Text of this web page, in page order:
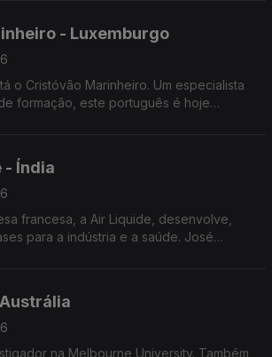
- Luxemburgo
o Cristóvão Marinheiro. Um especialista
formação, este português é hoje
- Índia
francesa, a Air Liquide, desenvolve,
para a indústria e a saúde. José
na Melbourne University. Também